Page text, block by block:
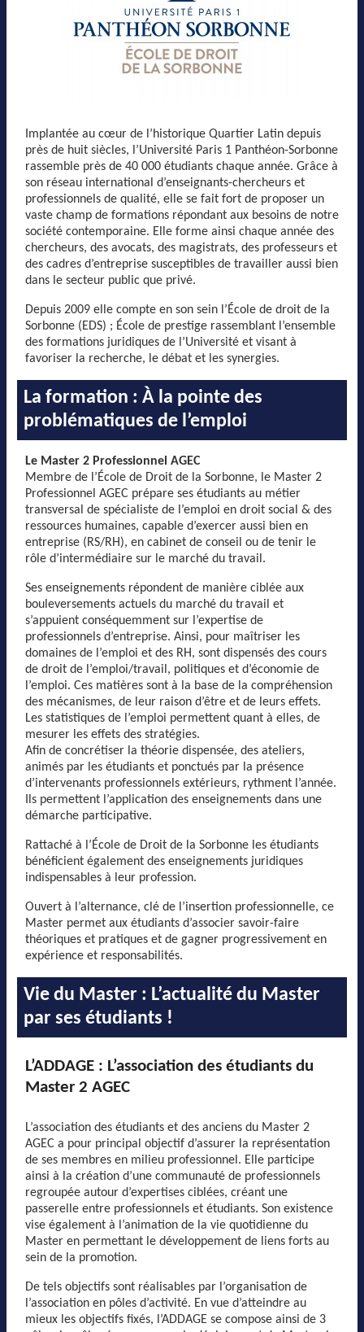
Implantée au cœur de l’historique Quartier Latin depuis
près de huit siècles, l’Université Paris 1 Panthéon-Sorbonne
rassemble près de 40 000 étudiants chaque année. Grâce à
son réseau international d’enseignants-chercheurs et
professionnels de qualité, elle se fait fort de proposer un
vaste champ de formations répondant aux besoins de notre
société contemporaine. Elle forme ainsi chaque année des
chercheurs, des avocats, des magistrats, des professeurs et
des cadres d’entreprise susceptibles de travailler aussi bien
dans le secteur public que privé.
Depuis 2009 elle compte en son sein l’École de droit de la
Sorbonne (EDS) ; École de prestige rassemblant l’ensemble
des formations juridiques de l’Université et visant à
favoriser la recherche, le débat et les synergies.
La formation : À la pointe des
problématiques de l’emploi
Le Master 2 Professionnel AGEC
Membre de l’École de Droit de la Sorbonne, le Master 2
Professionnel AGEC prépare ses étudiants au métier
transversal de spécialiste de l’emploi en droit social & des
ressources humaines, capable d’exercer aussi bien en
entreprise (RS/RH), en cabinet de conseil ou de tenir le
rôle d’intermédiaire sur le marché du travail.
Ses enseignements répondent de manière ciblée aux
bouleversements actuels du marché du travail et
s’appuient conséquemment sur l’expertise de
professionnels d’entreprise. Ainsi, pour maîtriser les
domaines de l’emploi et des RH, sont dispensés des cours
de droit de l’emploi/travail, politiques et d’économie de
l’emploi. Ces matières sont à la base de la compréhension
des mécanismes, de leur raison d’être et de leurs effets.
Les statistiques de l’emploi permettent quant à elles, de
mesurer les effets des stratégies.
Afin de concrétiser la théorie dispensée, des ateliers,
animés par les étudiants et ponctués par la présence
d’intervenants professionnels extérieurs, rythment l’année.
Ils permettent l’application des enseignements dans une
démarche participative.
Rattaché à l’École de Droit de la Sorbonne les étudiants
bénéficient également des enseignements juridiques
indispensables à leur profession.
Ouvert à l’alternance, clé de l’insertion professionnelle, ce
Master permet aux étudiants d’associer savoir-faire
théoriques et pratiques et de gagner progressivement en
expérience et responsabilités.
Vie du Master : L’actualité du Master
par ses étudiants !
L’ADDAGE : L’association des étudiants du
Master 2 AGEC
L’association des étudiants et des anciens du Master 2
AGEC a pour principal objectif d’assurer la représentation
de ses membres en milieu professionnel. Elle participe
ainsi à la création d’une communauté de professionnels
regroupée autour d’expertises ciblées, créant une
passerelle entre professionnels et étudiants. Son existence
vise également à l’animation de la vie quotidienne du
Master en permettant le développement de liens forts au
sein de la promotion.
De tels objectifs sont réalisables par l’organisation de
l’association en pôles d’activité. En vue d’atteindre au
mieux les objectifs fixés, l’ADDAGE se compose ainsi de 3